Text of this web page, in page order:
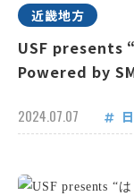
近畿地方
USF presents
Powered by
2024.07.07